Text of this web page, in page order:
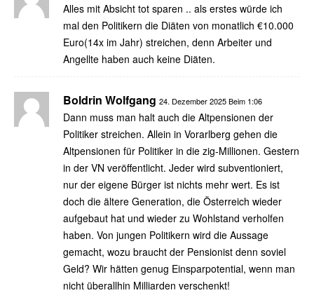
Alles mit Absicht tot sparen .. als erstes würde ich
mal den Politikern die Diäten von monatlich €10.000
Euro(14x im Jahr) streichen, denn Arbeiter und
Angellte haben auch keine Diäten.
Boldrin Wolfgang 24. Dezember 2025 Beim 1:06
Dann muss man halt auch die Altpensionen der
Politiker streichen. Allein in Vorarlberg gehen die
Altpensionen für Politiker in die zig-Millionen. Gestern
in der VN veröffentlicht. Jeder wird subventioniert,
nur der eigene Bürger ist nichts mehr wert. Es ist
doch die ältere Generation, die Österreich wieder
aufgebaut hat und wieder zu Wohlstand verholfen
haben. Von jungen Politikern wird die Aussage
gemacht, wozu braucht der Pensionist denn soviel
Geld? Wir hätten genug Einsparpotential, wenn man
nicht überallhin Milliarden verschenkt!